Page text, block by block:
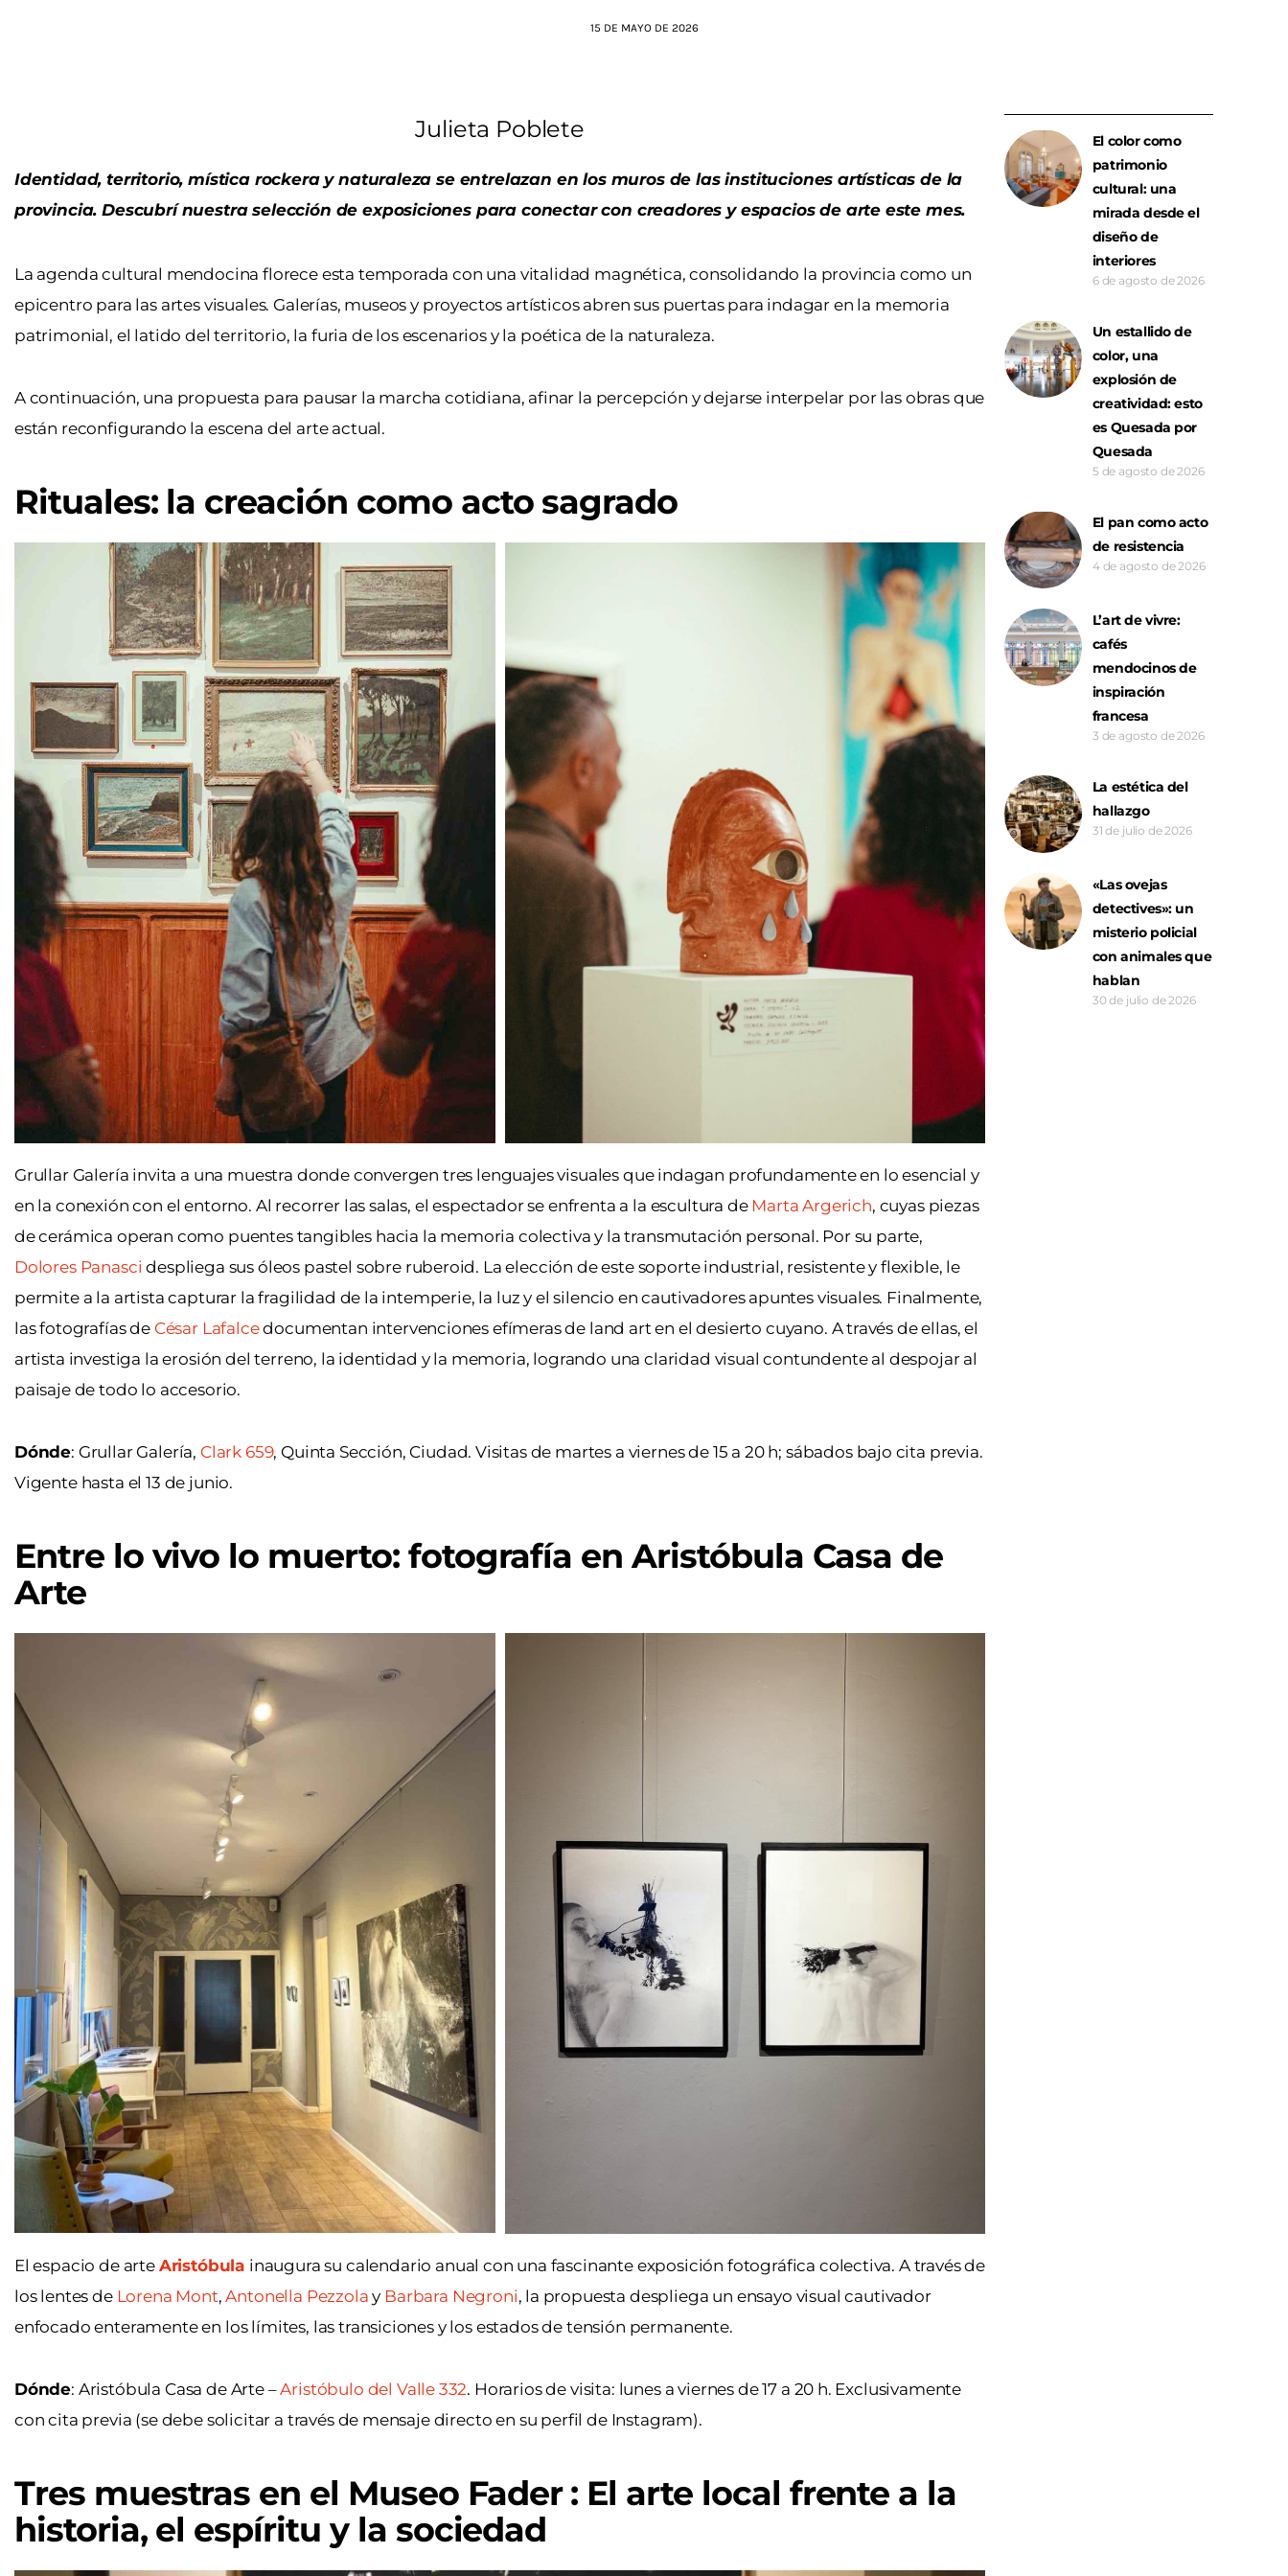
15 DE MAYO DE 2026
Julieta Poblete
Identidad, territorio, mística rockera y naturaleza se entrelazan en los muros de las instituciones artísticas de la
provincia. Descubrí nuestra selección de exposiciones para conectar con creadores y espacios de arte este mes.
La agenda cultural mendocina florece esta temporada con una vitalidad magnética, consolidando la provincia como un
epicentro para las artes visuales. Galerías, museos y proyectos artísticos abren sus puertas para indagar en la memoria
patrimonial, el latido del territorio, la furia de los escenarios y la poética de la naturaleza.
A continuación, una propuesta para pausar la marcha cotidiana, afinar la percepción y dejarse interpelar por las obras que
están reconfigurando la escena del arte actual.
Rituales: la creación como acto sagrado
Grullar Galería invita a una muestra donde convergen tres lenguajes visuales que indagan profundamente en lo esencial y
en la conexión con el entorno. Al recorrer las salas, el espectador se enfrenta a la escultura de Marta Argerich, cuyas piezas
de cerámica operan como puentes tangibles hacia la memoria colectiva y la transmutación personal. Por su parte,
Dolores Panasci despliega sus óleos pastel sobre ruberoid. La elección de este soporte industrial, resistente y flexible, le
permite a la artista capturar la fragilidad de la intemperie, la luz y el silencio en cautivadores apuntes visuales. Finalmente,
las fotografías de César Lafalcedocumentan intervenciones efímeras de land art en el desierto cuyano. A través de ellas, el
artista investiga la erosión del terreno, la identidad y la memoria, logrando una claridad visual contundente al despojar al
paisaje de todo lo accesorio.
Dónde: Grullar Galería, Clark 659, Quinta Sección, Ciudad. Visitas de martes a viernes de 15 a 20 h; sábados bajo cita previa.
Vigente hasta el 13 de junio.
Entre lo vivo lo muerto: fotografía en Aristóbula Casa de
Arte
El espacio de arte Aristóbula inaugura su calendario anual con una fascinante exposición fotográfica colectiva. A través de
los lentes de Lorena Mont,Antonella Pezzola y Barbara Negroni, la propuesta despliega un ensayo visual cautivador
enfocado enteramente en los límites, las transiciones y los estados de tensión permanente.
Dónde: Aristóbula Casa de Arte –Aristóbulo del Valle 332. Horarios de visita: lunes a viernes de 17 a 20 h. Exclusivamente
con cita previa (se debe solicitar a través de mensaje directo en su perfil de Instagram).
Tres muestras en el Museo Fader : El arte local frente a la
historia, el espíritu y la sociedad
El color como
patrimonio
cultural: una
mirada desde el
diseño de
interiores
6 de agosto de 2026
Un estallido de
color, una
explosión de
creatividad: esto
es Quesada por
Quesada
5 de agosto de 2026
El pan como acto
de resistencia
4 de agosto de 2026
L’art de vivre:
cafés
mendocinos de
inspiración
francesa
3 de agosto de 2026
La estética del
hallazgo
31 de julio de 2026
«Las ovejas
detectives»: un
misterio policial
con animales que
hablan
30 de julio de 2026